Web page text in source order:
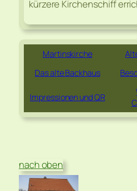
kürzere Kirchenschiff
Martinskirche
Das alte Backhaus
Impressionen und QR
nach oben